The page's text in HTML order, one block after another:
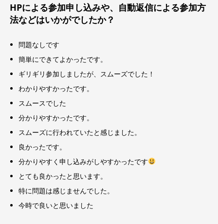
HPによる参加申し込みや、自動返信による参加方
法などはいかがでしたか？
問題なしです
簡単にできてよかったです。
ギリギリ参加しましたが、スムーズでした！
わかりやすかったです。
スムースでした
分かりやすかったです。
スムーズに行われていたと感じました。
良かったです。
分かりやすく申し込みがしやすかったです
とても良かったと思います。
特に問題は感じませんでした。
今時で良いと思いました